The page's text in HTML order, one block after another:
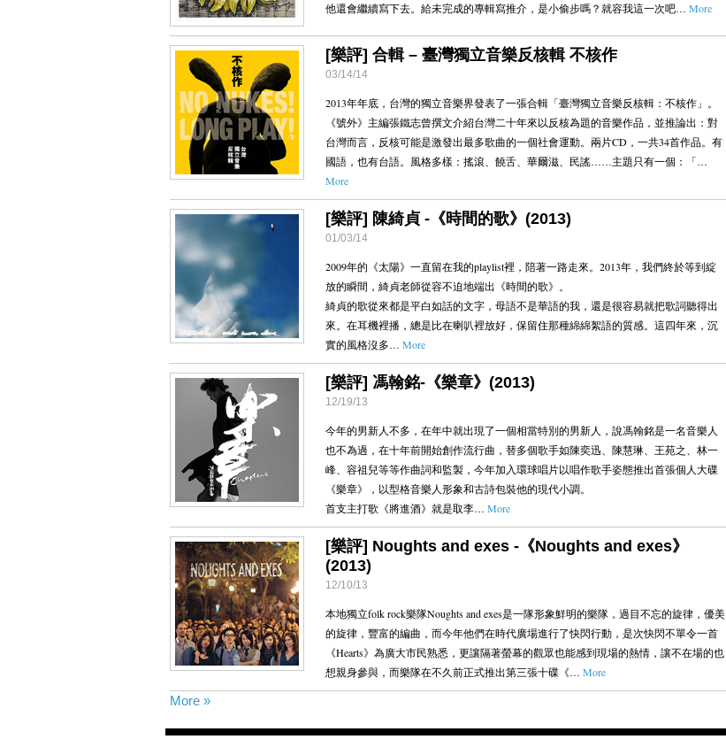
他還會繼續寫下去。給未完成的專輯寫推介，是小偷步嗎？就容我這一次吧…More
[樂評] 合輯 – 臺灣獨立音樂反核輯 不核作
03/14/14
2013年年底，台灣的獨立音樂界發表了一張合輯「臺灣獨立音樂反核輯：不核作」。
《號外》主編張鐵志曾撰文介紹台灣二十年來以反核為題的音樂作品，並推論出：對
台灣而言，反核可能是激發出最多歌曲的一個社會運動。兩片CD，一共34首作品。有
國語，也有台語。風格多樣：搖滾、饒舌、華爾滋、民謠……主題只有一個：「…
More
[樂評] 陳綺貞 -《時間的歌》(2013)
01/03/14
2009年的《太陽》一直留在我的playlist裡，陪著一路走來。2013年，我們終於等到綻
放的瞬間，綺貞老師從容不迫地端出《時間的歌》。
綺貞的歌從來都是平白如話的文字，母語不是華語的我，還是很容易就把歌詞聽得出
來。在耳機裡播，總是比在喇叭裡放好，保留住那種綿綿絮語的質感。這四年來，沉
實的風格沒多…More
[樂評] 馮翰銘-《樂章》(2013)
12/19/13
今年的男新人不多，在年中就出現了一個相當特別的男新人，說馮翰銘是一名音樂人
也不為過，在十年前開始創作流行曲，替多個歌手如陳奕迅、陳慧琳、王苑之、林一
峰、容祖兒等等作曲詞和監製，今年加入環球唱片以唱作歌手姿態推出首張個人大碟
《樂章》，以型格音樂人形象和古詩包裝他的現代小調。
首支主打歌《將進酒》就是取李…More
[樂評] Noughts and exes -《Noughts and exes》
(2013)
12/10/13
本地獨立folk rock樂隊Noughts and exes是一隊形象鮮明的樂隊，過目不忘的旋律，優美
的旋律，豐富的編曲，而今年他們在時代廣場進行了快閃行動，是次快閃不單令一首
《Hearts》為廣大市民熟悉，更讓隔著螢幕的觀眾也能感到現場的熱情，讓不在場的也
想親身參與，而樂隊在不久前正式推出第三張十碟《…More
More »